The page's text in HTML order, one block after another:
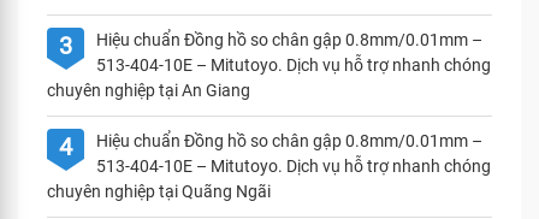
3
Hiệu chuẩn Đồng hồ so chân gập 0.8mm/0.01mm –
513-404-10E – Mitutoyo. Dịch vụ hỗ trợ nhanh chóng
chuyên nghiệp tại An Giang
4
Hiệu chuẩn Đồng hồ so chân gập 0.8mm/0.01mm –
513-404-10E – Mitutoyo. Dịch vụ hỗ trợ nhanh chóng
chuyên nghiệp tại Quãng Ngãi